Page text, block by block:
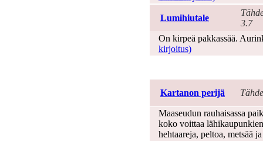
Lumihiutale
3.7
On kirpeä pakkassää.
kirjoitus)
Kartanon perijä
Maaseudun rauhaisassa
koko voittaa
hehtaareja, peltoa, metsää